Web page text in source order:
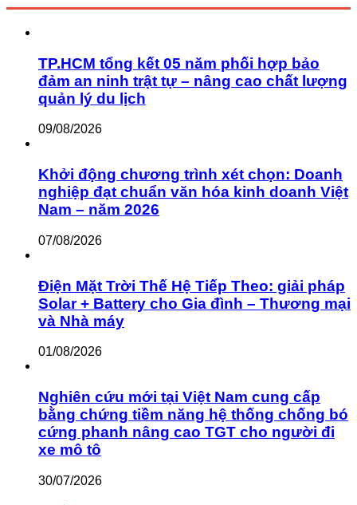
TP.HCM tổng kết 05 năm phối hợp bảo
đảm an ninh trật tự – nâng cao chất lượng
quản lý du lịch
09/08/2026
Khởi động chương trình xét chọn: Doanh
nghiệp đạt chuẩn văn hóa kinh doanh Việt
Nam – năm 2026
07/08/2026
Điện Mặt Trời Thế Hệ Tiếp Theo: giải pháp
Solar + Battery cho Gia đình – Thương mại
và Nhà máy
01/08/2026
Nghiên cứu mới tại Việt Nam cung cấp
bằng chứng tiềm năng hệ thống chống bó
cứng phanh nâng cao TGT cho người đi
xe mô tô
30/07/2026